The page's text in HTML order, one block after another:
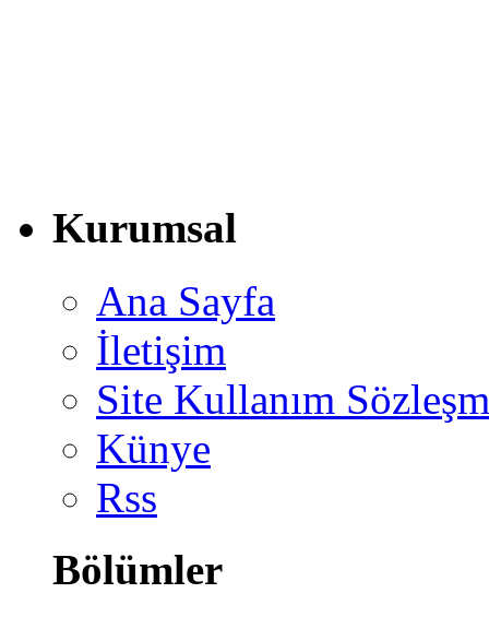
Kurumsal
Ana Sayfa
İletişim
Site Kullanım
Künye
Rss
Bölümler